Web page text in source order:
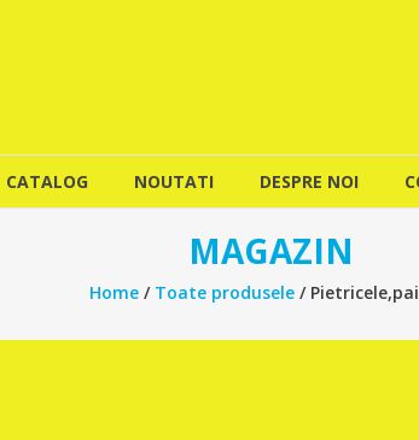
CATALOG NOUTATI DESPRE NOI
MAGAZIN
Home / Toate produsele /